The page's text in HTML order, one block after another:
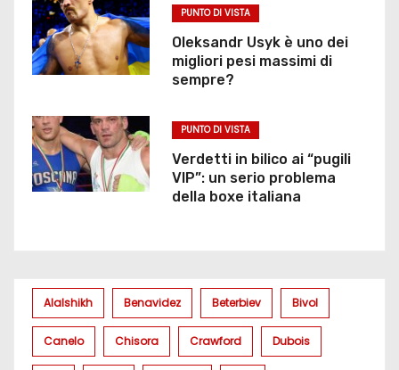
PUNTO DI VISTA
Oleksandr Usyk è uno dei
migliori pesi massimi di
sempre?
PUNTO DI VISTA
Verdetti in bilico ai “pugili
VIP”: un serio problema
della boxe italiana
Alalshikh Benavidez Beterbiev Bivol
Canelo Chisora Crawford Dubois